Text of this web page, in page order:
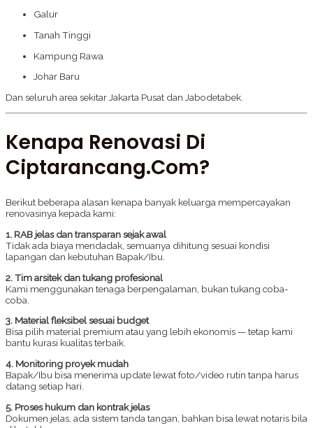
Galur
Tanah Tinggi
Kampung Rawa
Johar Baru
Dan seluruh area sekitar Jakarta Pusat dan Jabodetabek.
Kenapa Renovasi Di
Ciptarancang.com?
Berikut beberapa alasan kenapa banyak keluarga mempercayakan
renovasinya kepada kami:
1. RAB jelas dan transparan sejak awal
Tidak ada biaya mendadak, semuanya dihitung sesuai kondisi
lapangan dan kebutuhan Bapak/Ibu.
2. Tim arsitek dan tukang profesional
Kami menggunakan tenaga berpengalaman, bukan tukang coba-
coba.
3. Material fleksibel sesuai budget
Bisa pilih material premium atau yang lebih ekonomis — tetap kami
bantu kurasi kualitas terbaik.
4. Monitoring proyek mudah
Bapak/Ibu bisa menerima update lewat foto/video rutin tanpa harus
datang setiap hari.
5. Proses hukum dan kontrak jelas
Dokumen jelas, ada sistem tanda tangan, bahkan bisa lewat notaris bila